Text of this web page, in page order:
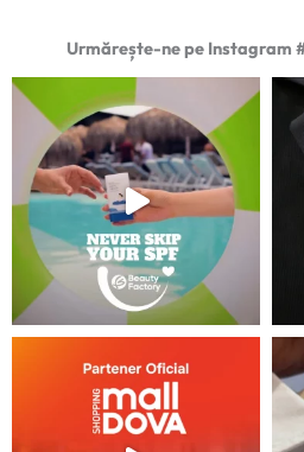
Urmărește-ne pe Instagram